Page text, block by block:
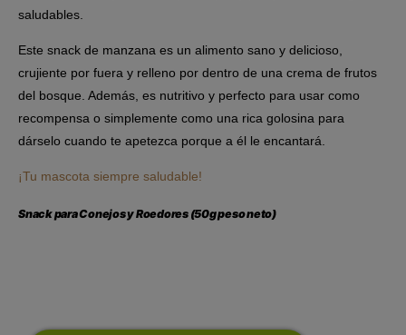
saludables.
Este snack de manzana es un alimento sano y delicioso,
crujiente por fuera y relleno por dentro de una crema de frutos
del bosque. Además, es nutritivo y perfecto para usar como
recompensa o simplemente como una rica golosina para
dárselo cuando te apetezca porque a él le encantará.
¡Tu mascota siempre saludable!
Snack para Conejos y Roedores (50g peso neto)